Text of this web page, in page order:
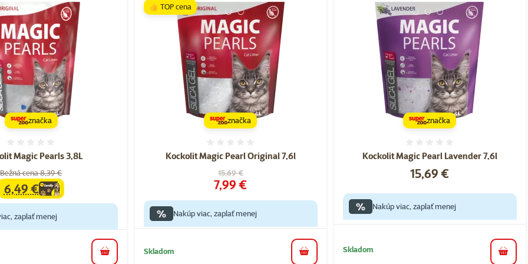
Magic Pearls 3,8L
Bežná cena 8,39 €
familycena
6,49 €
značka
zaplať menej
do košíka
Kockolit Magic Pearl Original 7,6l
Pôvodná cena
15,69 €
Cena
7,99 €
👍 TOP cena
značka
% Nakúp viac, zaplať menej
Skladom
do košíka
Kockolit Magic Pearl Lavender 7,6l
Cena
15,69 €
značka
% Nakúp viac, zaplať menej
Skladom
do